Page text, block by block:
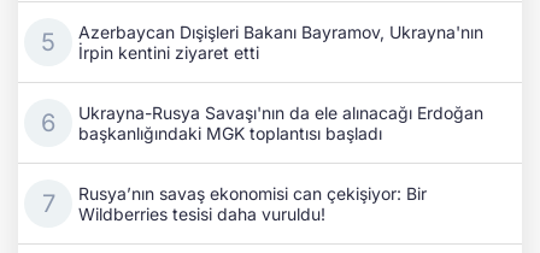
Azerbaycan Dışişleri Bakanı Bayramov, Ukrayna'nın
İrpin kentini ziyaret etti
Ukrayna-Rusya Savaşı'nın da ele alınacağı Erdoğan
başkanlığındaki MGK toplantısı başladı
Rusya’nın savaş ekonomisi can çekişiyor: Bir
Wildberries tesisi daha vuruldu!